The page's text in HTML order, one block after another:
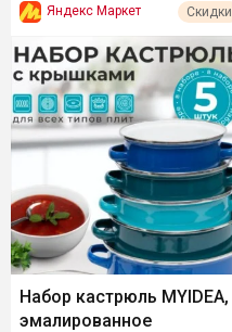
Яндекс Маркет Скидки
Набор кастрюль MYIDEA,
эмалированное